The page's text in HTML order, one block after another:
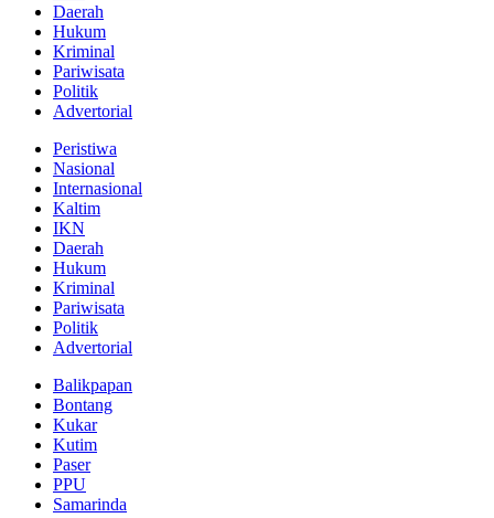
Daerah
Hukum
Kriminal
Pariwisata
Politik
Advertorial
Peristiwa
Nasional
Internasional
Kaltim
IKN
Daerah
Hukum
Kriminal
Pariwisata
Politik
Advertorial
Balikpapan
Bontang
Kukar
Kutim
Paser
PPU
Samarinda